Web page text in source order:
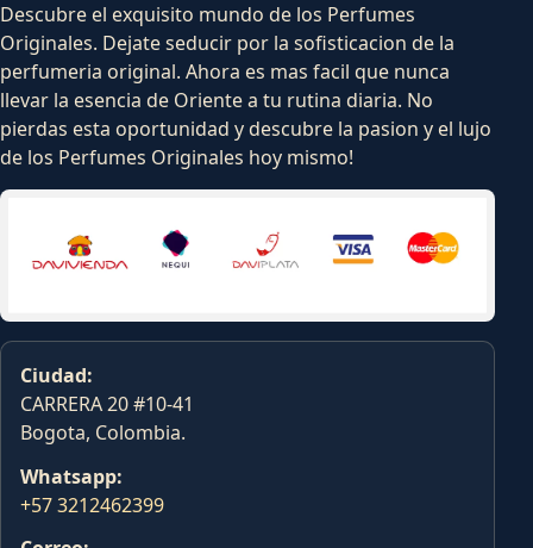
Descubre el exquisito mundo de los Perfumes
Originales. Dejate seducir por la sofisticacion de la
perfumeria original. Ahora es mas facil que nunca
llevar la esencia de Oriente a tu rutina diaria. No
pierdas esta oportunidad y descubre la pasion y el lujo
de los Perfumes Originales hoy mismo!
Ciudad:
CARRERA 20 #10-41
Bogota, Colombia.
Whatsapp:
+57 3212462399